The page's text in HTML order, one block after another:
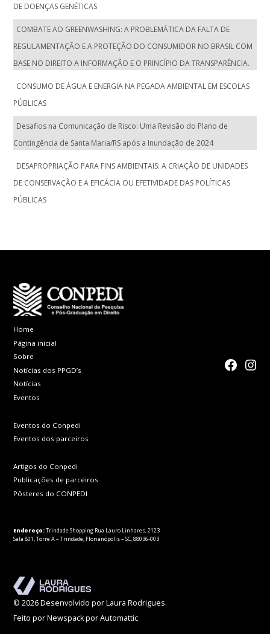
DE DOENÇAS GENÉTICAS
COMBATE AO GREENWASHING: A PROBLEMÁTICA DA FALTA DE
REGULAMENTAÇÃO E A PROTEÇÃO DO CONSUMIDOR NO BRASIL COM
BASE NO DIREITO A INFORMAÇÃO E O PRINCÍPIO DA TRANSPARÊNCIA.
CONSUMO DE ÁGUA E ENERGIA NA PEGADA AMBIENTAL EM ESCOLAS
PÚBLICAS
Desafios na Comunicação de Risco: Uma Revisão do Plano de
Contingência de Santa Maria/RS após a Inundação de 2024
DESAPROPRIAÇÃO PARA FINS AMBIENTAIS: A CRIAÇÃO DE UNIDADES
DE CONSERVAÇÃO E A EFICÁCIA OU EFETIVIDADE DAS POLÍTICAS
PÚBLICAS
Home
Página inicial
Sobre
Notícias dos PPGD’s
Notícias
Eventos
Eventos do Conpedi
Eventos dos parceiros
Artigos do Conpedi
Publicações de parceiros
Pôsteres do CONPEDI
Endereço:Trindade Shopping Rua Lauro Linhares, 2123
Sala 801, Torre A – Trindade, Florianópolis – SC, 88036-003
© 2026 Desenvolvido por Laura Rodrigues.
Feito por Newspack por Automattic